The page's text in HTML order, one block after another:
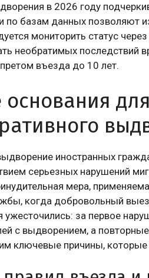
в 2026 году
по базам данных позволяют
мониторить статус
необратимых последствий
въезда до 10 лет.
для
иностранных
серьезных нарушений
мера,
когда добровольный
ужесточились: за первое
с выдворением, а
ключевые причины,